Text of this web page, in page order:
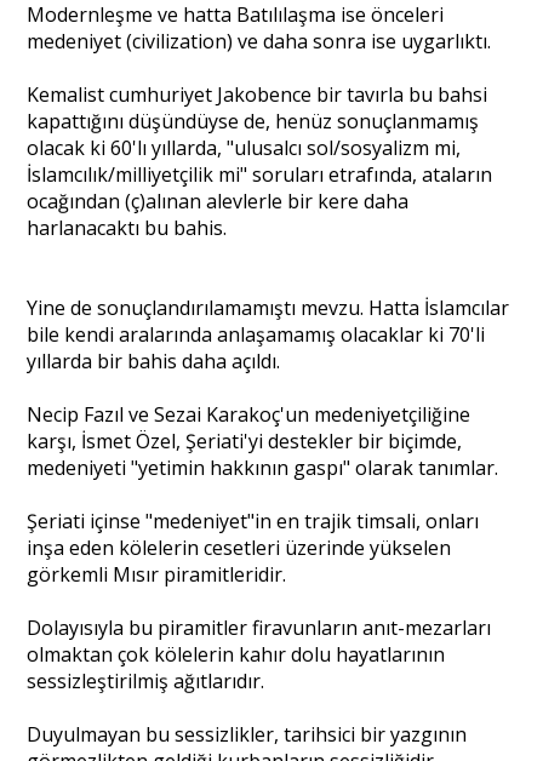
Sağlık
Modernleşme ve hatta Batılılaşma ise önceleri
medeniyet (civilization) ve daha sonra ise uygarlıktı.
Kemalist cumhuriyet Jakobence bir tavırla bu bahsi
kapattığını düşündüyse de, henüz sonuçlanmamış
olacak ki 60'lı yıllarda, "ulusalcı sol/sosyalizm mi,
İslamcılık/milliyetçilik mi" soruları etrafında, ataların
ocağından (ç)alınan alevlerle bir kere daha
harlanacaktı bu bahis.
Yine de sonuçlandırılamamıştı mevzu. Hatta İslamcılar
bile kendi aralarında anlaşamamış olacaklar ki 70'li
yıllarda bir bahis daha açıldı.
Necip Fazıl ve Sezai Karakoç'un medeniyetçiliğine
karşı, İsmet Özel, Şeriati'yi destekler bir biçimde,
medeniyeti "yetimin hakkının gaspı" olarak tanımlar.
Şeriati içinse "medeniyet"in en trajik timsali, onları
inşa eden kölelerin cesetleri üzerinde yükselen
görkemli Mısır piramitleridir.
Dolayısıyla bu piramitler firavunların anıt-mezarları
olmaktan çok kölelerin kahır dolu hayatlarının
sessizleştirilmiş ağıtlarıdır.
Duyulmayan bu sessizlikler, tarihsici bir yazgının